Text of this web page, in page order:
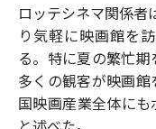
ロッテシネマ関係者
り気軽に映画館を
る。特に夏の繁忙
多くの観客が映画
国映画産業全体にも